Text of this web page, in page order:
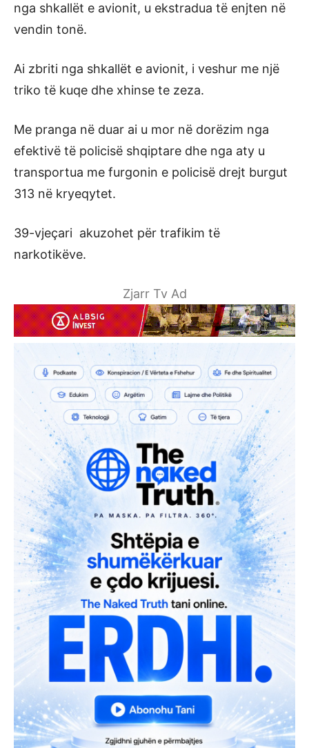
nga shkallët e avionit, u ekstradua të enjten në
vendin tonë.
Ai zbriti nga shkallët e avionit, i veshur me një
triko të kuqe dhe xhinse te zeza.
Me pranga në duar ai u mor në dorëzim nga
efektivë të policisë shqiptare dhe nga aty u
transportua me furgonin e policisë drejt burgut
313 në kryeqytet.
39-vjeçari akuzohet për trafikim të
narkotikëve.
Zjarr Tv Ad